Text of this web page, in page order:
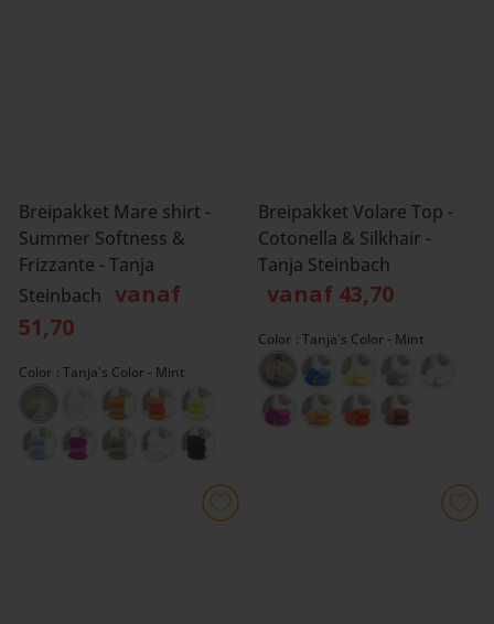
Breipakket Mare shirt -
Summer Softness &
Frizzante - Tanja
Steinbach vanaf
51,70
Color Tanja's Color - Mint
Breipakket Volare Top -
Cotonella & Silkhair -
Tanja Steinbach
vanaf 43,70
Color Tanja's Color - Mint